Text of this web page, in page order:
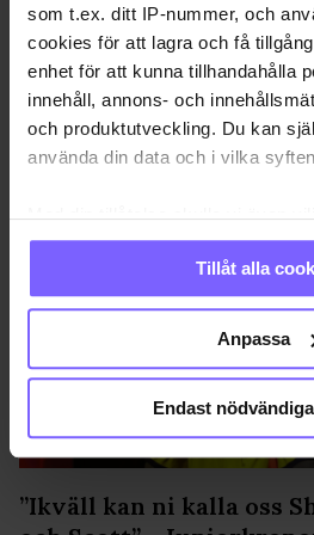
som t.ex. ditt IP-nummer, och
cookies för att lagra och få
enhet för att kunna tillhandahålla
innehåll, annons- och
och produktutveckling. Du kan
använda din data och i vilka
Med din tillåtelse skulle vi även
Samla in information om
som kan ha en noggrannhet
Identifiera din enhet
för specifika kännetecken
Ta reda på mer om hur dina
Du kan ändra eller dra tillbaka ditt
helst från cookie-förklaringen.
Vi använder enhetsidentifierare
Tillåt alla
Anpassa
Endast
DELA DEN HÄR ARTIKELN
”Ikväll kan ni kalla oss